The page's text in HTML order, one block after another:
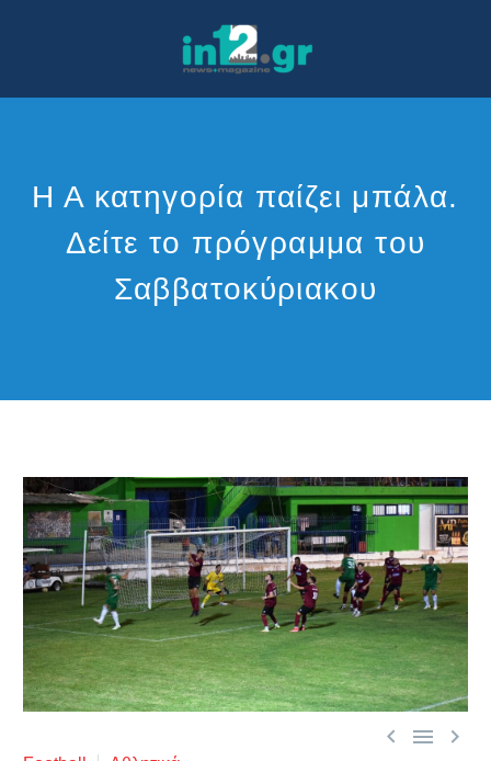
Η Α κατηγορία παίζει μπάλα.
Δείτε το πρόγραμμα του
Σαββατοκύριακου
  